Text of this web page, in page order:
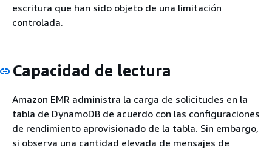
escritura que han sido objeto de una limitación
controlada.
Capacidad de lectura
Amazon EMR administra la carga de solicitudes en la
tabla de DynamoDB de acuerdo con las configuraciones
de rendimiento aprovisionado de la tabla. Sin embargo,
si observa una cantidad elevada de mensajes de